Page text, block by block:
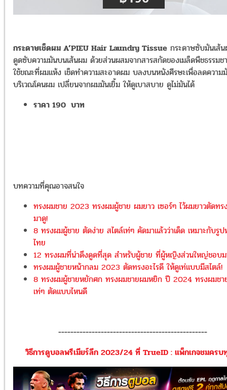
กระดาษเช็ดผม A’PIEU Hair Laundry Tissue กระดาษซับมันเส้
ดูดซับความมันบนเส้นผม ด้วยส่วนผสมจากสารสกัดของเมล็ดพืชธรรมช
ใช้ขณะที่ผมแห้ง เช็ดทำความสะอาดผม บลงบนหนังศีรษะเพื่อลดความ
บริเวณโคนผม เปลี่ยนจากผมมันเยิ้ม ให้ดูเบาสบาย ดูไม่มันได้
ราคา 190 บาท
บทความที่คุณอาจสนใจ
ทรงผมชาย 2023 ทรงผมผู้ชาย ผมยาว เซอร์ๆ ไว้ผมยาวตัดทร
มาดู!
8 ทรงผมผู้ชาย ตัดง่าย สไตล์เท่ๆ คัดมาแล้วว่าเด็ด เหมาะกับรู
ไทย
12 ทรงผมที่น่าดึงดูดที่สุด สำหรับผู้ชาย ที่ผู้หญิงส่วนใหญ่ชอบ
ทรงผมผู้ชายหน้ากลม 2023 ตัดทรงอะไรดี ให้ดูเท่แบบมีสไตล์!
8 ทรงผมผู้ชายหยักศก ทรงผมชายผมหยิก ปี 2024 ทรงผมชา
เท่ๆ ตัดแบบไหนดี
-------------------------------------------------
วิธีการดูบอลพรีเมียร์ลีก 2023/24 ที่ TrueID : แพ็กเกจชมครบ